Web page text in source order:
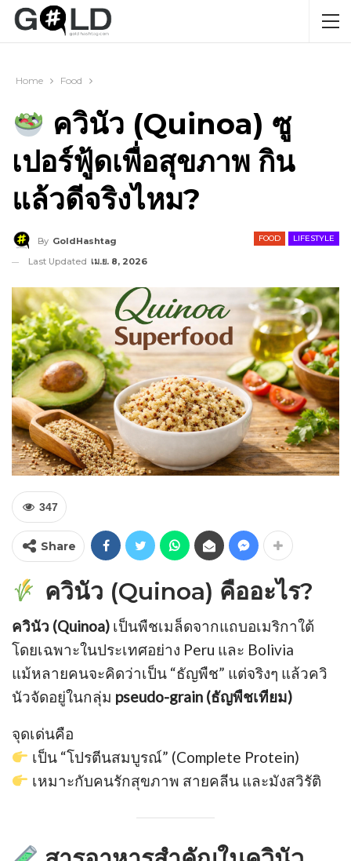
Home Food
ควินัว (Quinoa) ซู
เปอร์ฟู้ดเพื่อสุขภาพ กิน
แล้วดีจริงไหม?
FOOD LIFESTYLE
By GoldHashtag
Last Updated เม.ย. 8, 2026
347
Share
ควินัว (Quinoa) คืออะไร?
ควินัว (Quinoa) เป็นพืชเมล็ดจากแถบอเมริกาใต้
โดยเฉพาะในประเทศอย่าง Peru และ Bolivia
แม้หลายคนจะคิดว่าเป็น “ธัญพืช” แต่จริงๆ แล้วควิ
นัวจัดอยู่ในกลุ่ม pseudo-grain (ธัญพืชเทียม)
จุดเด่นคือ
เป็น “โปรตีนสมบูรณ์” (Complete Protein)
เหมาะกับคนรักสุขภาพ สายคลีน และมังสวิรัติ